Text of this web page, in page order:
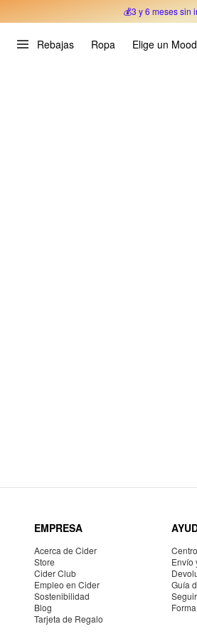
💰3 y 6 meses sin
Rebajas Ropa Elige un Mood
EMPRESA
Acerca de Cider
Store
Cider Club
Empleo en Cider
Sostenibilidad
Blog
Tarjeta de Regalo
Envío
Guía